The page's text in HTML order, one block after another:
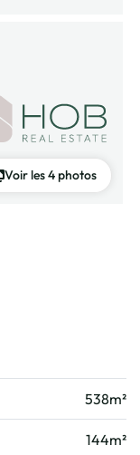
Voir les 4 photos
538m²
144m²